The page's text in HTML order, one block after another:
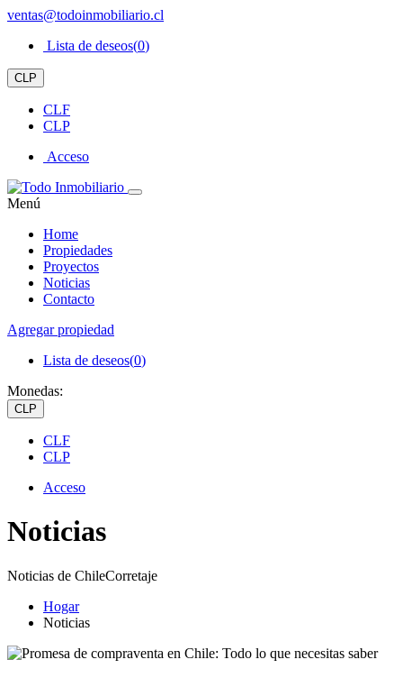
ventas@todoinmobiliario.cl
Lista de deseos(0)
CLP
CLF
CLP
Acceso
Menú
Home
Propiedades
Proyectos
Noticias
Contacto
Agregar propiedad
Lista de deseos(0)
Monedas:
CLP
CLF
CLP
Acceso
Noticias
Noticias de ChileCorretaje
Hogar
Noticias